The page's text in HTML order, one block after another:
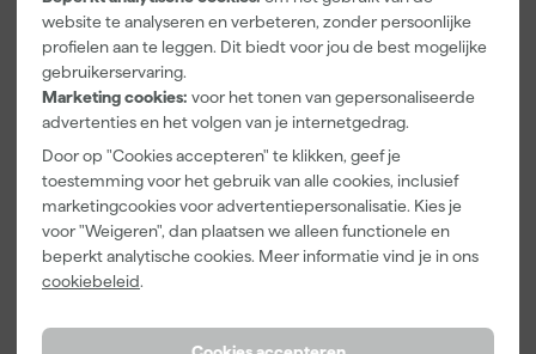
website te analyseren en verbeteren, zonder persoonlijke
profielen aan te leggen. Dit biedt voor jou de best mogelijke
gebruikerservaring.
Marketing cookies: voor het tonen van gepersonaliseerde
advertenties en het volgen van je internetgedrag.
Door op "Cookies accepteren" te klikken, geef je
toestemming voor het gebruik van alle cookies, inclusief
marketingcookies voor advertentiepersonalisatie. Kies je
voor "Weigeren", dan plaatsen we alleen functionele en
beperkt analytische cookies. Meer informatie vind je in ons
cookiebeleid.
TEC7 Prepare
& Finish -
400ml
Morgen
bezorgd
9,28
incl. BTW
TEC7 Perfect
Finish 4-
delige
voor voegen
Morgen
bezorgd
21,65
incl. BTW
TEC7 Cleaner
Universele
reiniger en
500ml
Morgen
bezorgd
9,97
incl. BTW